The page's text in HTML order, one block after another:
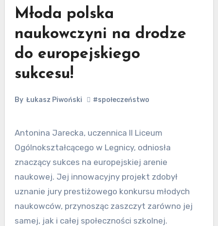
Młoda polska
naukowczyni na drodze
do europejskiego
sukcesu!
By Łukasz Piwoński #społeczeństwo
Antonina Jarecka, uczennica II Liceum
Ogólnokształcącego w Legnicy, odniosła
znaczący sukces na europejskiej arenie
naukowej. Jej innowacyjny projekt zdobył
uznanie jury prestiżowego konkursu młodych
naukowców, przynosząc zaszczyt zarówno jej
samej, jak i całej społeczności szkolnej.